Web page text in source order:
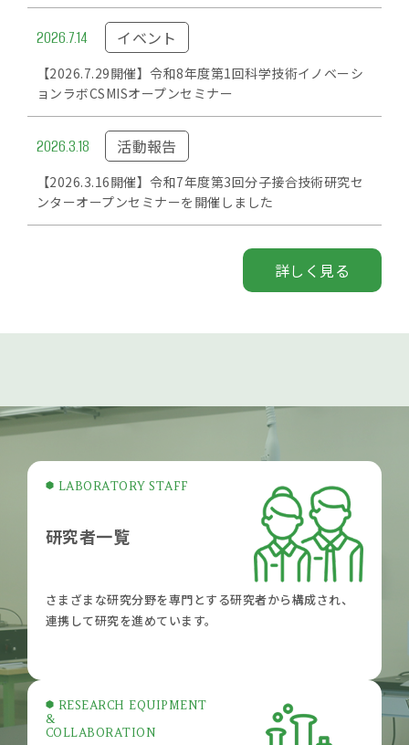
詳しく見る
2026.7.14 イベント
【2026.7.29開催】令和8年度第1回科学技術イノベーシ
ョンラボCSMISオープンセミナー
2026.3.18 活動報告
【2026.3.16開催】令和7年度第3回分子接合技術研究セ
ンターオープンセミナーを開催しました
LABORATORY STAFF
研究者一覧
さまざまな研究分野を専門とする研究者から構成され、
連携して研究を進めています。
RESEARCH EQUIPMENT
&
COLLABORATION